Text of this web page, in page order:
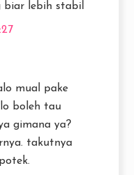
biar lebih stabil
mual pake
boleh tau
gimana ya?
takutnya